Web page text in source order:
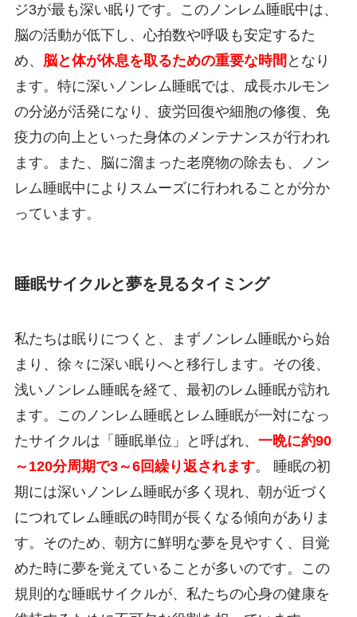
ジ3が最も深い眠りです。このノンレム睡眠中は、
脳の活動が低下し、心拍数や呼吸も安定するた
め、 脳と体が休息を取るための重要な時間 となり
ます。特に深いノンレム睡眠では、成長ホルモン
の分泌が活発になり、疲労回復や細胞の修復、免
疫力の向上といった身体のメンテナンスが行われ
ます。また、脳に溜まった老廃物の除去も、ノン
レム睡眠中によりスムーズに行われることが分か
っています。
睡眠サイクルと夢を見るタイミング
私たちは眠りにつくと、まずノンレム睡眠から始
まり、徐々に深い眠りへと移行します。その後、
浅いノンレム睡眠を経て、最初のレム睡眠が訪れ
ます。このノンレム睡眠とレム睡眠が一対になっ
たサイクルは「睡眠単位」と呼ばれ、 一晩に約90
～120分周期で3～6回繰り返されます。 睡眠の初
期には深いノンレム睡眠が多く現れ、朝が近づく
につれてレム睡眠の時間が長くなる傾向がありま
す。そのため、朝方に鮮明な夢を見やすく、目覚
めた時に夢を覚えていることが多いのです。この
規則的な睡眠サイクルが、私たちの心身の健康を